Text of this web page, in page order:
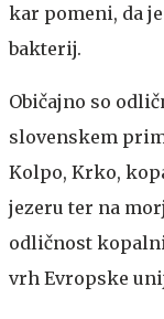
kar pomeni, da
bakterij.
Običajno so
slovenskem
Kolpo, Krko,
jezeru ter na
odličnost
vrh Evropske